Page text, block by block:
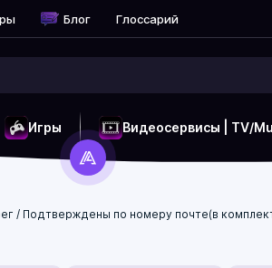
Блог Глоссарий
Игры Видеосервисы | TV/
/ Подтверждены по номеру почте(в